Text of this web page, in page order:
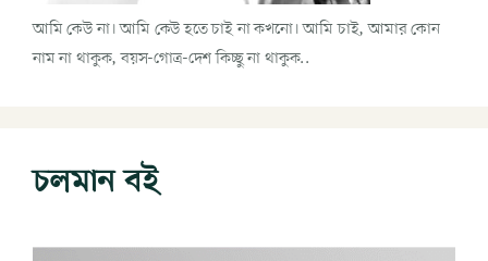
আমি কেউ না। আমি কেউ হতে চাই না কখনো। আমি চাই, আমার কোন
নাম না থাকুক, বয়স-গোত্র-দেশ কিচ্ছু না থাকুক..
চলমান বই